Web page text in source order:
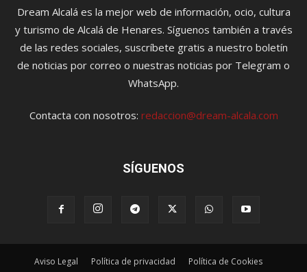
Dream Alcalá es la mejor web de información, ocio, cultura
y turismo de Alcalá de Henares. Síguenos también a través
de las redes sociales, suscríbete gratis a nuestro boletín
de noticias por correo o nuestras noticias por Telegram o
WhatsApp.
Contacta con nosotros: redaccion@dream-alcala.com
SÍGUENOS
Aviso Legal Política de privacidad Política de Cookies